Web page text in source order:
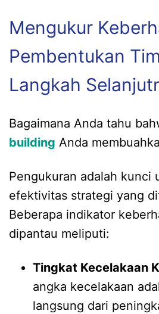
Mengukur
Pembentukan
Langkah
Bagaimana Anda tahu
building Anda
Pengukuran adalah kunci
efektivitas strategi yang
Beberapa indikator
dipantau meliputi:
Tingkat Kecelakaan
angka kecelakaan
langsung dari